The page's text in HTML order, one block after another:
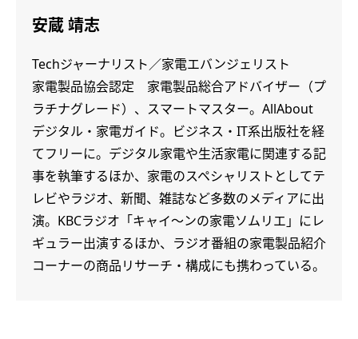
安蔵 靖志
Techジャーナリスト／家電エバンジェリスト
家電製品協会認定 家電製品総合アドバイザー（プ
ラチナグレード）、スマートマスター。AllAbout
デジタル・家電ガイド。ビジネス・IT系出版社を経
てフリーに。デジタル家電や生活家電に関連する記
事を執筆するほか、家電のスペシャリストとしてテ
レビやラジオ、新聞、雑誌など多数のメディアに出
演。KBCラジオ「キャイ～ンの家電ソムリエ」にレ
ギュラー出演するほか、ラジオ番組の家電製品紹介
コーナーの商品リサーチ・構成にも携わっている。